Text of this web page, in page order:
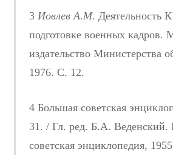
3 Иовлев А.М. Деятельность
подготовке военных кадров.
издательство Министерства
1976. С. 12.
4 Большая советская
31. / Гл. ред. Б.А.
советская энциклопедия,